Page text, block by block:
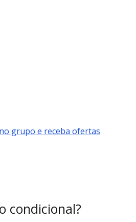
grupo e receba ofertas
condicional?